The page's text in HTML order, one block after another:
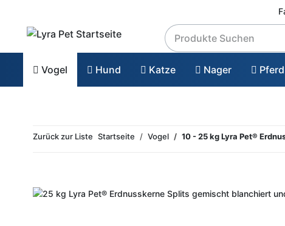
Vogel Hund Katze Nager Pferd
Zurück zur Liste Startseite Vogel 10 - 25 kg Lyra Pet®